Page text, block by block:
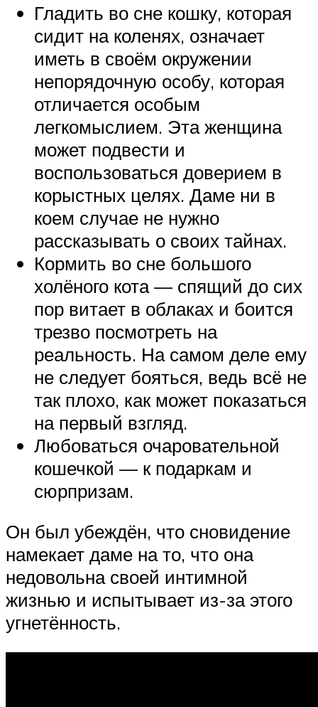
Гладить во сне кошку, которая
сидит на коленях, означает
иметь в своём окружении
непорядочную особу, которая
отличается особым
легкомыслием. Эта женщина
может подвести и
воспользоваться доверием в
корыстных целях. Даме ни в
коем случае не нужно
рассказывать о своих тайнах.
Кормить во сне большого
холёного кота — спящий до сих
пор витает в облаках и боится
трезво посмотреть на
реальность. На самом деле ему
не следует бояться, ведь всё не
так плохо, как может показаться
на первый взгляд.
Любоваться очаровательной
кошечкой — к подаркам и
сюрпризам.
Он был убеждён, что сновидение
намекает даме на то, что она
недовольна своей интимной
жизнью и испытывает из-за этого
угнетённость.